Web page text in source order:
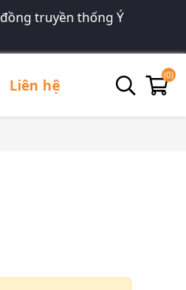
truyền thống Ý
Liên hệ
(0)